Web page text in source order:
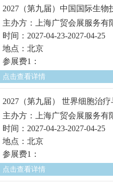
2027（第九届）中国国际生物
主办方：上海广贸会展服务有
时间：2027-04-23-2027-04-25
地点：北京
参展费1：
点击查看详情
2027（第九届） 世界细胞治
主办方：上海广贸会展服务有
时间：2027-04-23-2027-04-25
地点：北京
参展费1：
点击查看详情